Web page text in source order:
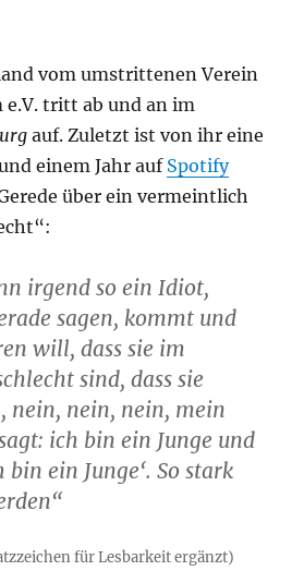
vom umstrittenen Verein
e.V. tritt ab und an im
auf. Zuletzt ist von ihr eine
einem Jahr auf Spotify
über ein vermeintlich
irgend so ein Idiot,
sagen, kommt und
will, dass sie im
sind, dass sie
nein, nein, nein, mein
ich bin ein Junge und
ein Junge‘. So stark
für Lesbarkeit ergänzt)